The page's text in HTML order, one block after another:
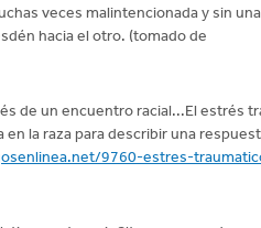
veces malintencionada y sin
hacia el otro. (tomado de
de un encuentro racial...El estrés
la raza para describir una
9760-estres-